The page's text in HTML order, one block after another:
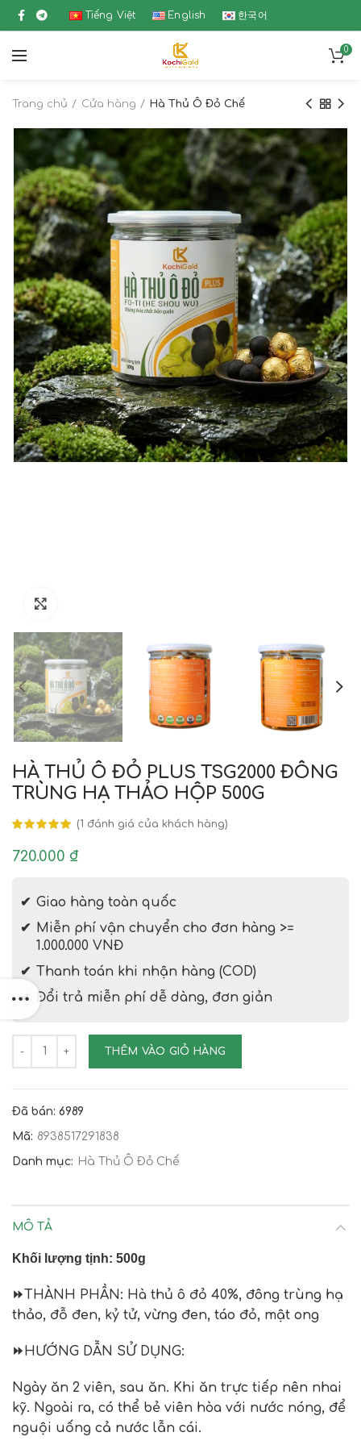
Tiếng Việt English 한국어
0
Trang chủ Cửa hàng Hà Thủ Ô Đỏ Chế
HÀ THỦ Ô ĐỎ PLUS TSG2000 ĐÔNG
TRÙNG HẠ THẢO HỘP 500G
(1 đánh giá của khách hàng)
720.000 ₫
Giao hàng toàn quốc
Miễn phí vận chuyển cho đơn hàng >=
1.000.000 VNĐ
Thanh toán khi nhận hàng (COD)
Đổi trả miễn phí dễ dàng, đơn giản
HÀ THỦ Ô ĐỎ PLUS TSG2000 ĐÔNG TRÙNG HẠ THẢO
THÊM VÀO GIỎ HÀNG
Đã bán: 6989
Mã: 8938517291838
Danh mục: Hà Thủ Ô Đỏ Chế
MÔ TẢ
Khối lượng tịnh: 500g
⏩THÀNH PHẦN : Hà thủ ô đỏ 40%, đông trùng hạ
thảo, đỗ đen, kỷ tử, vừng đen, táo đỏ, mật ong
⏩HƯỚNG DẪN SỬ DỤNG:
Ngày ăn 2 viên, sau ăn. Khi ăn trực tiếp nên nhai
kỹ. Ngoài ra, có thể bẻ viên hòa với nước nóng, để
nguội uống cả nước lẫn cái.